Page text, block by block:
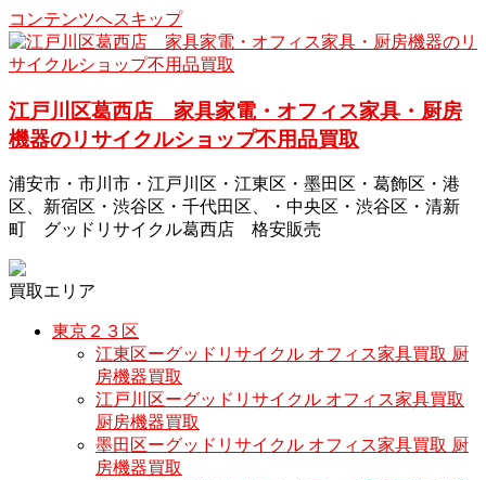
コンテンツへスキップ
江戸川区葛西店 家具家電・オフィス家具・厨房
機器のリサイクルショップ不用品買取
浦安市・市川市・江戸川区・江東区・墨田区・葛飾区・港
区、新宿区・渋谷区・千代田区、・中央区・渋谷区・清新
町 グッドリサイクル葛西店 格安販売
買取エリア
東京２３区
江東区ーグッドリサイクル オフィス家具買取 厨
房機器買取
江戸川区ーグッドリサイクル オフィス家具買取
厨房機器買取
墨田区ーグッドリサイクル オフィス家具買取 厨
房機器買取